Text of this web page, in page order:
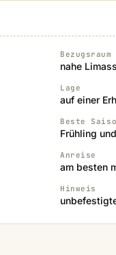
Bezugsraum
nahe
Lage
auf einer
Beste
Frühling
Anreise
am besten
Hinweis